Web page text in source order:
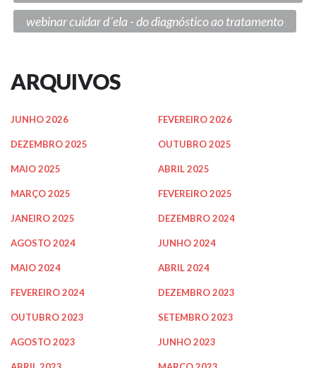
webinar cuidar d´ela - do diagnóstico ao tratamento
ARQUIVOS
JUNHO 2026 FEVEREIRO 2026
DEZEMBRO 2025 OUTUBRO 2025
MAIO 2025 ABRIL 2025
MARÇO 2025 FEVEREIRO 2025
JANEIRO 2025 DEZEMBRO 2024
AGOSTO 2024 JUNHO 2024
MAIO 2024 ABRIL 2024
FEVEREIRO 2024 DEZEMBRO 2023
OUTUBRO 2023 SETEMBRO 2023
AGOSTO 2023 JUNHO 2023